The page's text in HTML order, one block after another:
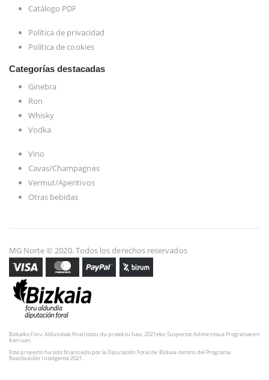
Catálogo PDF
Política de privacidad
Política de cookies
Categorías destacadas
Ginebra
Ron
Whisky
Vodka
Vino
Cavas/Champagnes
Vermut/Aperitivos
Otras bebidas
MG Norte © 2020. Todos los derechos reservados
Bizkaiko Foru Aldundiak finantzatu du proiektu hau, 2021eko Suspertze Adimentsua Programaren
barruan.
Este proyecto ha sido financiado por la Diputación Foral de Bizkaia dentro del Programa
Reactivación Inteligente 2021.